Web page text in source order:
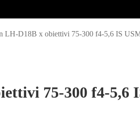
LH-D18B x obiettivi 75-300 f4-5,6 IS
75-300 f4-5,6